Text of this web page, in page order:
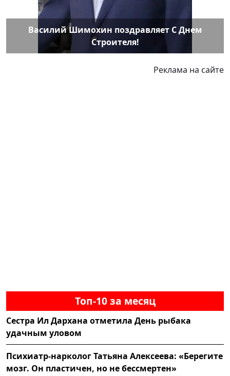
Василий Шимохин поздравляет С Днем
Строителя!
Реклама на сайте
Топ-10 за месяц
Сестра Ил Дархана отметила День рыбака
удачным уловом
Психиатр-нарколог Татьяна Алексеева: «Берегите
мозг. Он пластичен, но не бессмертен»